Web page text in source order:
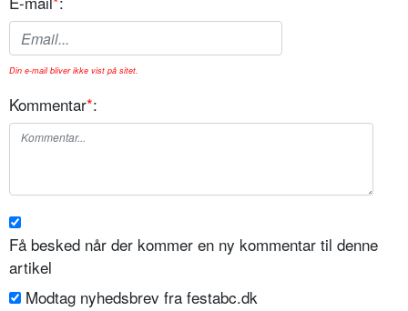
Din e-mail bliver ikke vist på sitet.
Kommentar*:
Få besked når der kommer en ny kommentar til denne
artikel
Modtag nyhedsbrev fra festabc.dk